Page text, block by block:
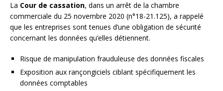
La Cour de cassation, dans un arrêt de la chambre
commerciale du 25 novembre 2020 (n°18-21.125), a rappelé
que les entreprises sont tenues d’une obligation de sécurité
concernant les données qu’elles détiennent.
Risque de manipulation frauduleuse des données fiscales
Exposition aux rançongiciels ciblant spécifiquement les
données comptables